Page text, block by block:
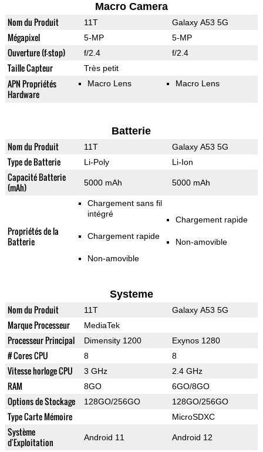
Macro Camera
Nom du Produit 11T Galaxy A53 5G
Mégapixel 5-MP 5-MP
Ouverture (f-stop) f/2.4 f/2.4
Taille Capteur Très petit
APN Propriétés
Hardware
Macro Lens Macro Lens
Batterie
Nom du Produit 11T Galaxy A53 5G
Type de Batterie Li-Poly Li-Ion
Capacité Batterie
(mAh)
5000 mAh 5000 mAh
Propriétés de la
Batterie
Chargement sans fil
intégré
Chargement rapide
Non-amovible
Chargement rapide
Non-amovible
Systeme
Nom du Produit 11T Galaxy A53 5G
Marque Processeur MediaTek
Processeur Principal Dimensity 1200 Exynos 1280
# Cores CPU 8 8
Vitesse horloge CPU 3 GHz 2.4 GHz
RAM 8GO 6GO/8GO
Options de Stockage 128GO/256GO 128GO/256GO
Type Carte Mémoire MicroSDXC
Système
d'Exploitation
Android 11 Android 12